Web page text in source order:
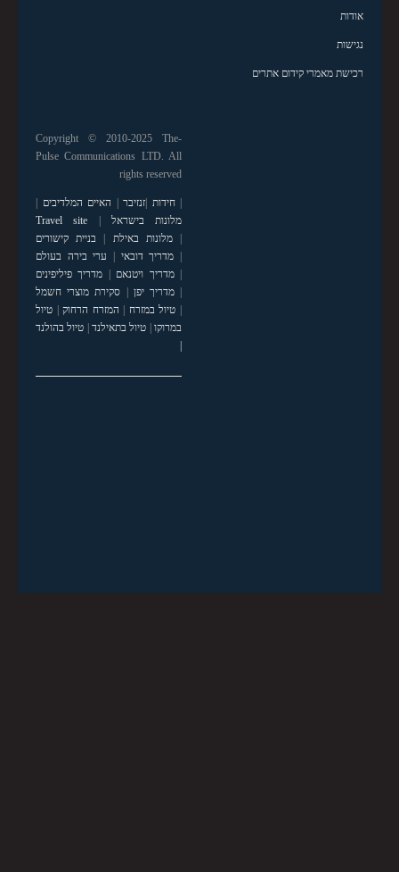
אודות
נגישות
רכישת מאמרי קידום אתרים
Copyright © 2010-2025 The-
Pulse Communications LTD. All
rights reserved
|חידות זנזיבר האיים המלדיבים
מלונות בישראל
Travel site
|מלונות באילת
בניית קישורים
מדריך דובאי
ערי בירה בעולם
|מדריך ויטנאם
מדריך פיליפינים
|מדריך יפן
סקירת מוצרי חשמל
טיול במזרח המזרח הרחוק| טיול
במרוקו| טיול בתאילנד| טיול בהולנד